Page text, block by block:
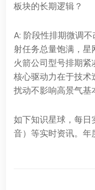
板块的长期逻辑？
A: 阶段性排期微调
射任务总量饱满，
火箭公司型号排期
核心驱动力在于技
扰动不影响高景气基
如下知识星球，每
音）等实时资讯。年